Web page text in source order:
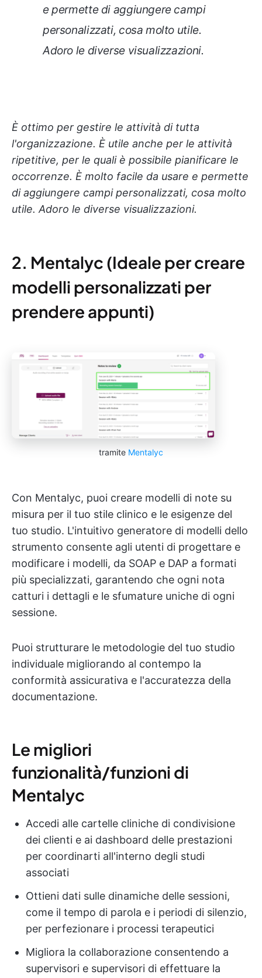
e permette di aggiungere campi
personalizzati, cosa molto utile.
Adoro le diverse visualizzazioni.
È ottimo per gestire le attività di tutta
l'organizzazione. È utile anche per le attività
ripetitive, per le quali è possibile pianificare le
occorrenze. È molto facile da usare e permette
di aggiungere campi personalizzati, cosa molto
utile. Adoro le diverse visualizzazioni.
2. Mentalyc (Ideale per creare
modelli personalizzati per
prendere appunti)
tramite Mentalyc
Con Mentalyc, puoi creare modelli di note su
misura per il tuo stile clinico e le esigenze del
tuo studio. L'intuitivo generatore di modelli dello
strumento consente agli utenti di progettare e
modificare i modelli, da SOAP e DAP a formati
più specializzati, garantendo che ogni nota
catturi i dettagli e le sfumature uniche di ogni
sessione.
Puoi strutturare le metodologie del tuo studio
individuale migliorando al contempo la
conformità assicurativa e l'accuratezza della
documentazione.
Le migliori
funzionalità/funzioni di
Mentalyc
Accedi alle cartelle cliniche di condivisione
dei clienti e ai dashboard delle prestazioni
per coordinarti all'interno degli studi
associati
Ottieni dati sulle dinamiche delle sessioni,
come il tempo di parola e i periodi di silenzio,
per perfezionare i processi terapeutici
Migliora la collaborazione consentendo a
supervisori e supervisori di effettuare la